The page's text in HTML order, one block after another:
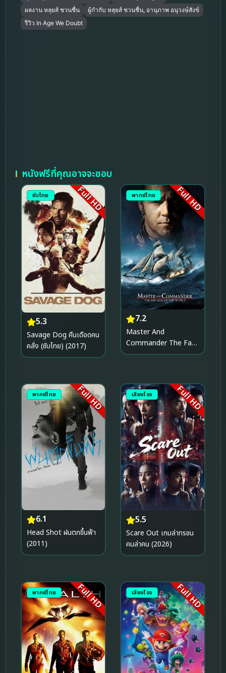
ผลงาน หลุยส์ ชวนชื่น
ผู้กำกับ หลุยส์ ชวนชื่น, อานุภาพ อนุวงษ์สังข์
รีวิว In Age We Doubt
หนังฟรีที่คุณอาจจะชอบ
ซับไทย Full HD
5.3
Savage Dog คืนเดือดคน
คลั่ง (ซับไทย) (2017)
พากย์ไทย Full HD
7.2
Master And
Commander The Far
Side of the World
ล่าสุดขอบโลก
พากย์ไทย Full HD
6.1
Head Shot ฝนตกขึ้นฟ้า
(2011)
เสียงโรง Full HD
5.5
Scare Out เกมล่าทรชน
คนล่าคน (2026)
พากย์ไทย Full HD เสียงโรง Full HD